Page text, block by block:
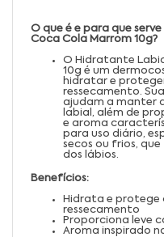
O que é e para que
Coca Cola Marrom 10g?
O Hidratante
10g é um
hidratar e
ressecamento.
ajudam a manter
labial, além de
e aroma
para uso diário,
secos ou frios,
dos lábios.
Benefícios:
Hidrata e protege
ressecamento
Proporciona leve
Aroma inspirado